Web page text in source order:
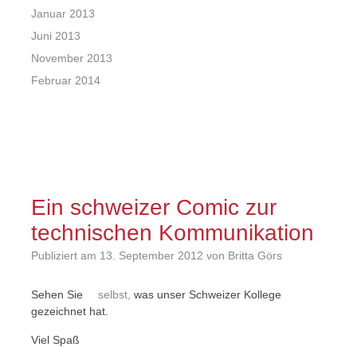
Januar 2013
Juni 2013
November 2013
Februar 2014
Ein schweizer Comic zur
technischen Kommunikation
Publiziert am 13. September 2012 von Britta Görs
Sehen Sie selbst, was unser Schweizer Kollege
gezeichnet hat.
Viel Spaß